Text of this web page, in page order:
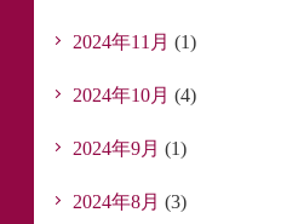
2024年11月 (1)
2024年10月 (4)
2024年9月 (1)
2024年8月 (3)